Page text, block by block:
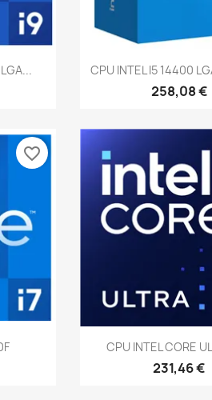
Vista
CPU INTEL I5 14400
258,08 €
favorite_border
Vista
CPU INTEL CORE
231,46 €